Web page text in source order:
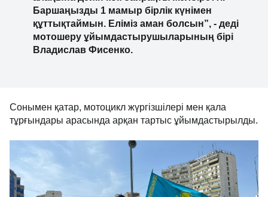
Баршаңызды 1 мамыр бірлік күнімен
құттықтаймын. Еліміз аман болсын”, - деді
мотошеру ұйымдастырушыларының бірі
Владислав Фисенко.
Сонымен қатар, мотоцикл жүргізшілері мен қала
тұрғындары арасында арқан тартыс ұйымдастырылды.